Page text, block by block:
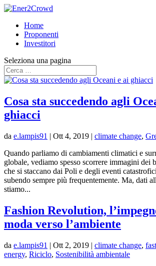
Home
Proponenti
Investitori
Seleziona una pagina
Cosa sta succedendo agli
ghiacci
da e.lampis91 | Ott 4, 2019 | climate change,
Quando parliamo di cambiamenti climatici e
globale, vediamo spesso scorrere immagini dei
che si staccano dai Poli e degli eventi
subendo sempre più frequentemente. Ma, dati
stiamo...
Fashion Revolution,
moda verso l’ambiente
da e.lampis91 | Ott 2, 2019 | climate change,
energy, Riciclo, Sostenibilità ambientale